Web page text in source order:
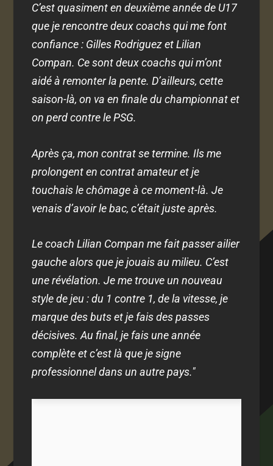
C’est quasiment en deuxième année de U17
que je rencontre deux coachs qui me font
confiance : Gilles Rodriguez et Lilian
Compan. Ce sont deux coachs qui m’ont
aidé à remonter la pente. D’ailleurs, cette
saison-là, on va en finale du championnat et
on perd contre le PSG.
Après ça, mon contrat se termine. Ils me
prolongent en contrat amateur et je
touchais le chômage à ce moment-là. Je
venais d’avoir le bac, c’était juste après.
Le coach Lilian Compan me fait passer ailier
gauche alors que je jouais au milieu. C’est
une révélation. Je me trouve un nouveau
style de jeu : du 1 contre 1, de la vitesse, je
marque des buts et je fais des passes
décisives.Au final, je fais une année
complète et c’est là que je signe
professionnel dans un autre pays."